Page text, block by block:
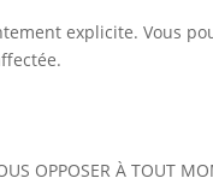
explicite. Vous
OPPOSER À TOUT